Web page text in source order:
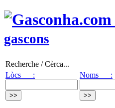
gascons
Recherche / Cèrca...
Lòcs :
Noms :